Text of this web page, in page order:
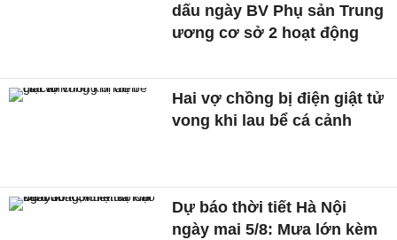
dấu ngày BV Phụ sản Trung
ương cơ sở 2 hoạt động
Hai vợ chồng bị điện giật tử
vong khi lau bể cá cảnh
Dự báo thời tiết Hà Nội
ngày mai 5/8: Mưa lớn kèm